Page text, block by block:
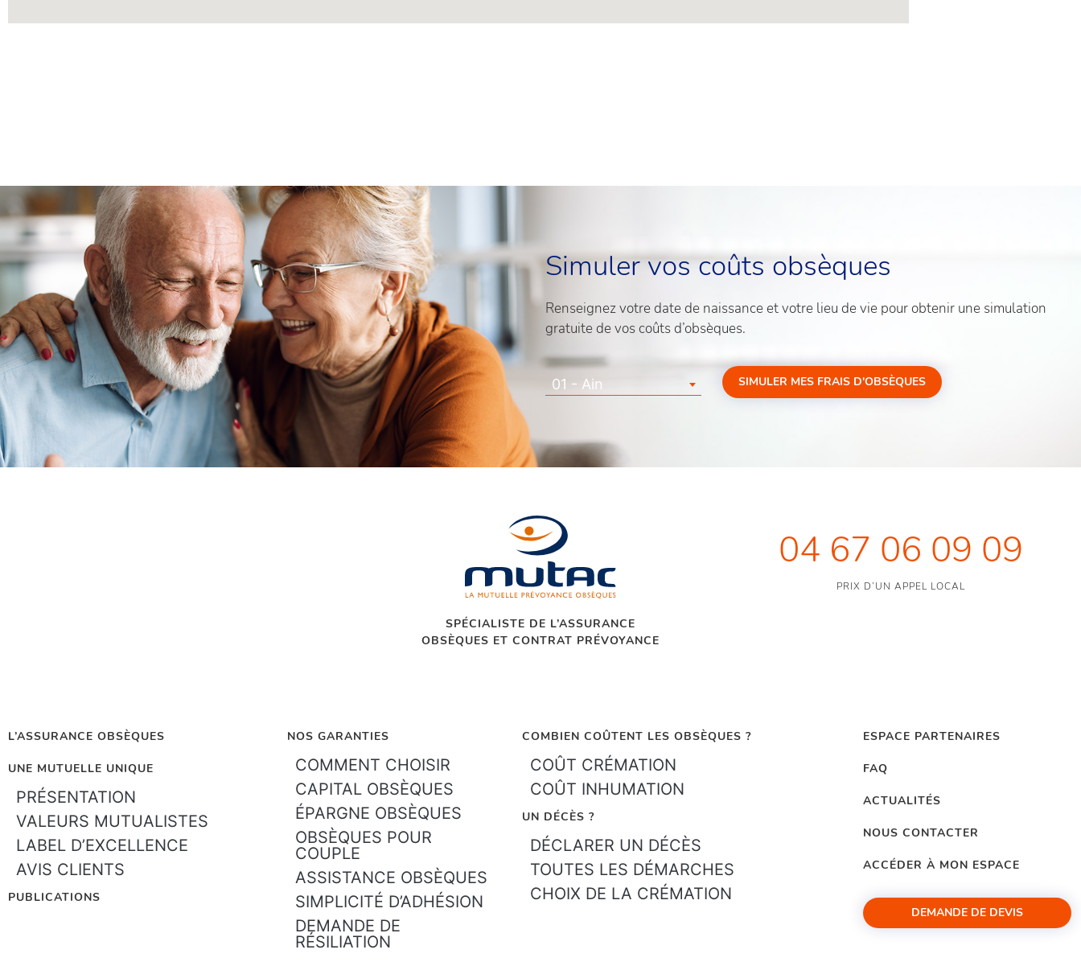
Simuler vos coûts obsèques
Renseignez votre date de naissance et votre lieu de vie pour obtenir une simulation
gratuite de vos coûts d’obsèques.
01 - Ain SIMULER MES FRAIS D'OBSÈQUES
SPÉCIALISTE DE L’ASSURANCE
OBSÈQUES ET CONTRAT PRÉVOYANCE
04 67 06 09 09
PRIX D’UN APPEL LOCAL
L’ASSURANCE OBSÈQUES
UNE MUTUELLE UNIQUE
PRÉSENTATION
VALEURS MUTUALISTES
LABEL D’EXCELLENCE
AVIS CLIENTS
PUBLICATIONS
NOS GARANTIES
COMMENT CHOISIR
CAPITAL OBSÈQUES
ÉPARGNE OBSÈQUES
OBSÈQUES POUR
COUPLE
ASSISTANCE OBSÈQUES
SIMPLICITÉ D’ADHÉSION
DEMANDE DE
RÉSILIATION
COMBIEN COÛTENT LES OBSÈQUES ?
COÛT CRÉMATION
COÛT INHUMATION
UN DÉCÈS ?
DÉCLARER UN DÉCÈS
TOUTES LES DÉMARCHES
CHOIX DE LA CRÉMATION
ESPACE PARTENAIRES
FAQ
ACTUALITÉS
NOUS CONTACTER
ACCÉDER À MON ESPACE
DEMANDE DE DEVIS